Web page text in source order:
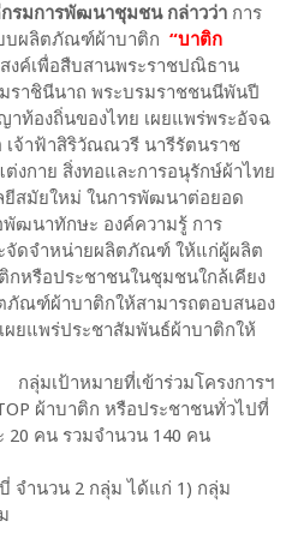
รมการพัฒนาชุมชน กล่าวว่าการ
บผลิตภัณฑ์ผ้าบาติก “บาติก
งค์เพื่อสืบสานพระราชปณิธาน
ราชินีนาถ พระบรมราชชนนีพันปี
ท้องถิ่นของไทย เผยแพร่พระอัจฉ
เจ้าฟ้าสิริวัณณวรี นารีรัตนราช
งกาย สิ่งทอและการอนุรักษ์ผ้าไทย
ยีสมัยใหม่ ในการพัฒนาต่อยอด
พัฒนาทักษะ องค์ความรู้ การ
ดจำหน่ายผลิตภัณฑ์ ให้แก่ผู้ผลิต
กหรือประชาชนในชุมชนใกล้เคียง
ณฑ์ผ้าบาติกให้สามารถตอบสนอง
ผยแพร่ประชาสัมพันธ์ผ้าบาติกให้
ที่เข้าร่วมโครงการฯ
ผ้าบาติก หรือประชาชนทั่วไปที่
20 คน รวมจำนวน 140 คน
จำนวน 2 กลุ่ม ได้แก่ 1) กลุ่ม